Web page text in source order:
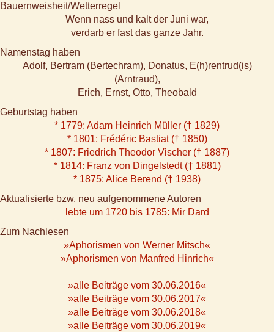
Bauernweisheit/Wetterregel
Wenn nass und kalt der Juni war,
verdarb er fast das ganze Jahr.
Namenstag haben
Adolf, Bertram (Bertechram), Donatus, E(h)rentrud(is)
(Arntraud),
Erich, Ernst, Otto, Theobald
Geburtstag haben
* 1779: Adam Heinrich Müller († 1829)
* 1801: Frédéric Bastiat († 1850)
* 1807: Friedrich Theodor Vischer († 1887)
* 1814: Franz von Dingelstedt († 1881)
* 1875: Alice Berend († 1938)
Aktualisierte bzw. neu aufgenommene Autoren
lebte um 1720 bis 1785: Mir Dard
Zum Nachlesen
»Aphorismen von Werner Mitsch«
»Aphorismen von Manfred Hinrich«
»alle Beiträge vom 30.06.2016«
»alle Beiträge vom 30.06.2017«
»alle Beiträge vom 30.06.2018«
»alle Beiträge vom 30.06.2019«